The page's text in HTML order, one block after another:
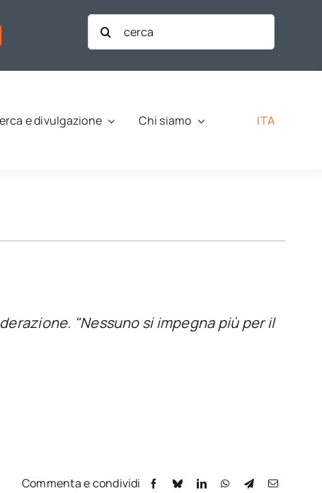
Cerca
per:
e divulgazione Chi siamo ITA
"Nessuno si impegna più per il
Commenta e condividi